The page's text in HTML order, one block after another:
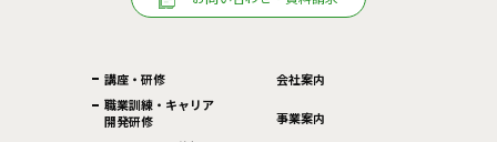
講座・研修
職業訓練・キャリア
開発研修
会社案内
事業案内